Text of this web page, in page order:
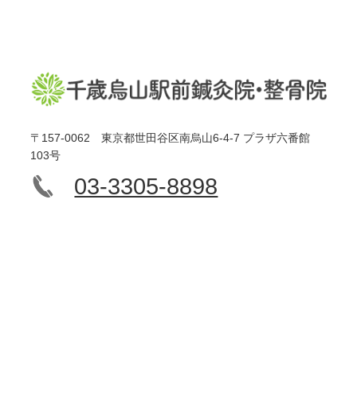
〒157-0062 東京都世田谷区南烏山6-4-7 プラザ六番館
103号
03-3305-8898